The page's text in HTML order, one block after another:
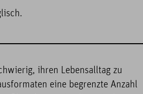
ihren Lebensalltag zu
eine begrenzte Anzahl